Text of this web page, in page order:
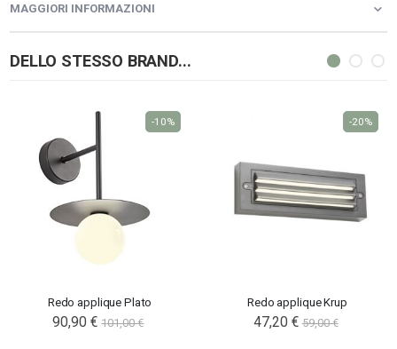
MAGGIORI INFORMAZIONI
DELLO STESSO BRAND...
Redo applique Plato
90,90 € 101,00 €
-10%
Redo applique Krup
Special
Price
47,20 € 59,00 €
-20%